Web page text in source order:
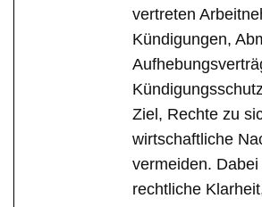
vertreten
Kündigungen,
Ziel, Rechte zu
wirtschaftliche
vermeiden. Dabei
rechtliche